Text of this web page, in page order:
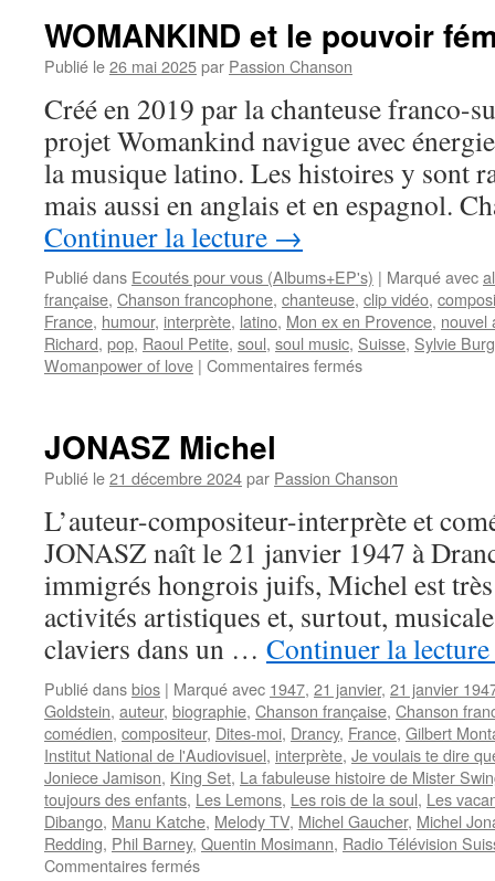
WOMANKIND et le pouvoir
Publié le26 mai 2025par Passion Chanson
Créé en 2019 par la chanteuse franco-
projet Womankind navigue avec
la musique latino. Les histoires y sont
mais aussi en anglais et en espagnol.
Continuer la lecture →
Publié dans Ecoutés pour vous (Albums+EP's) | Marqué avec
française, Chanson francophone, chanteuse, clip vidéo,
France, humour, interprète, latino, Mon ex en Provence, nouvel
Richard, pop, Raoul Petite, soul, soul music, Suisse, Sylvie
Womanpower of love | Commentaires ferméssur
féminin
l’amour
JONASZ Michel
Publié le21 décembre 2024par Passion Chanson
L’auteur-compositeur-interprète et
JONASZ naît le 21 janvier 1947 à
immigrés hongrois juifs, Michel est
activités artistiques et, surtout,
claviers dans un … Continuer la lecture
Publié dansbios | Marqué avec 1947, 21 janvier, 21 janvier
Goldstein, auteur, biographie, Chanson française, Chanson
comédien, compositeur, Dites-moi, Drancy, France, Gilbert
Institut National de l'Audiovisuel, interprète, Je voulais te dire
Joniece Jamison, King Set, La fabuleuse histoire de Mister
toujours des enfants, Les Lemons, Les rois de la soul, Les
Dibango, Manu Katche, Melody TV, Michel Gaucher, Michel
Redding, Phil Barney, Quentin Mosimann, Radio Télévision
Commentaires ferméssur